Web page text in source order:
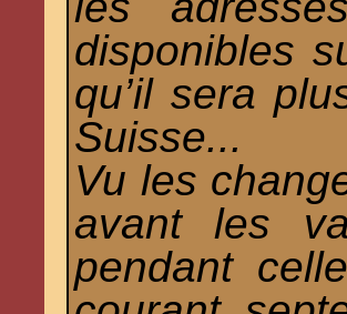
disponibles
qu’il sera
Suisse...
Vu les
avant les
pendant